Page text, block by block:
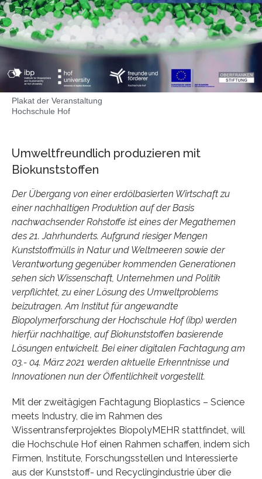
Plakat der Veranstaltung
Hochschule Hof
Umweltfreundlich produzieren mit
Biokunststoffen
Der Übergang von einer erdölbasierten Wirtschaft zu
einer nachhaltigen Produktion auf der Basis
nachwachsender Rohstoffe ist eines der Megathemen
des 21. Jahrhunderts. Aufgrund riesiger Mengen
Kunststoffmülls in Natur und Weltmeeren sowie der
Verantwortung gegenüber kommenden Generationen
sehen sich Wissenschaft, Unternehmen und Politik
verpflichtet, zu einer Lösung des Umweltproblems
beizutragen. Am Institut für angewandte
Biopolymerforschung der Hochschule Hof (ibp) werden
hierfür nachhaltige, auf Biokunststoffen basierende
Lösungen entwickelt. Bei einer digitalen Fachtagung am
03.- 04. März 2021 werden aktuelle Erkenntnisse und
Innovationen nun der Öffentlichkeit vorgestellt.
Mit der zweitägigen Fachtagung Bioplastics – Science
meets Industry, die im Rahmen des
Wissentransferprojektes BiopolyMEHR stattfindet, will
die Hochschule Hof einen Rahmen schaffen, indem sich
Firmen, Institute, Forschungsstellen und Interessierte
aus der Kunststoff- und Recyclingindustrie über die